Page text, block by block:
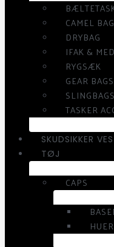
CAMEL BAG
DRYBAG
IFAK &
RYGSÆK
GEAR
SLINGBAGS
TASKER
SKUDSIKKER
TØJ
CAPS